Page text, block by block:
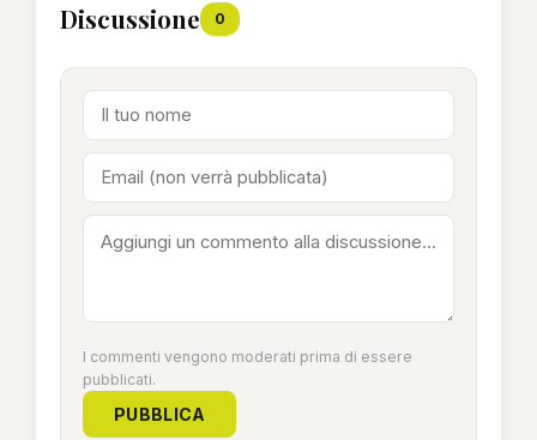
Discussione 0
I commenti vengono moderati prima di essere
pubblicati.
PUBBLICA